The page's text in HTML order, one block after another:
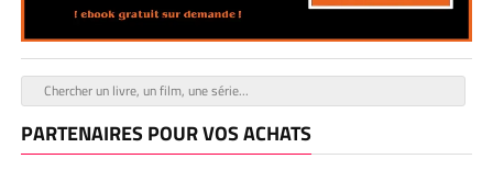
PARTENAIRES POUR VOS ACHATS